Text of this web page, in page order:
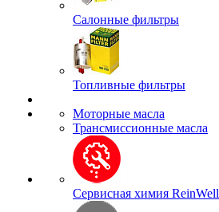
Салонные фильтры
Топливные фильтры
Моторные масла
Трансмиссионные масла
Сервисная химия ReinWell